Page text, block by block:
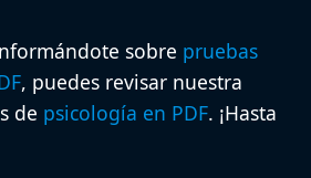
sobre pruebas
, puedes revisar nuestra
de psicología en PDF. ¡Hasta